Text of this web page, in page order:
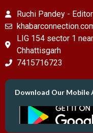
Ruchi Pandey -
LIG 154 sector 1
Chhattisgarh
7415716723
Download Our Mobile